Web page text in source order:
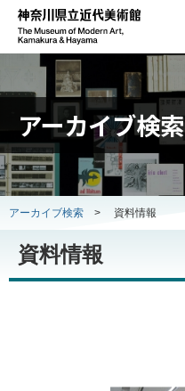
アーカイブ検索
アーカイブ検索 > 資料情報
資料情報